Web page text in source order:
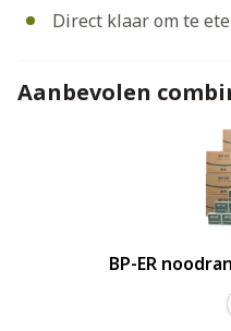
Direct klaar om te
Aanbevolen
BP-ER